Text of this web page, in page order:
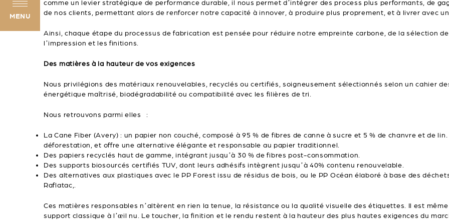
MENU
comme un levier stratégique de performance durable, il nous permet d’intégrer des process plus performants, de
de nos clients, permettant alors de renforcer notre capacité à innover, à produire plus proprement, et à livrer avec
Ainsi, chaque étape du processus de fabrication est pensée pour réduire notre empreinte carbone, de la sélection
l’impression et les finitions.
Des matières à la hauteur de vos exigences
Nous privilégions des matériaux renouvelables, recyclés ou certifiés, soigneusement sélectionnés selon un cahier
énergétique maîtrisé, biodégradabilité ou compatibilité avec les filières de tri.
Nous retrouvons parmi elles :
La Cane Fiber (Avery) : un papier non couché, composé à 95 % de fibres de canne à sucre et 5 % de chanvre et de
déforestation, et offre une alternative élégante et responsable au papier traditionnel.
Des papiers recyclés haut de gamme, intégrant jusqu’à 30 % de fibres post-consommation.
Des supports biosourcés certifiés TUV, dont leurs adhésifs intègrent jusqu’à 40% contenu renouvelable.
Des alternatives aux plastiques avec le PP Forest issu de résidus de bois, ou le PP Océan élaboré à base des
Raflatac,.
Ces matières responsables n’altèrent en rien la tenue, la résistance ou la qualité visuelle des étiquettes. Il est
support classique à l’œil nu. Le toucher, la finition et le rendu restent à la hauteur des plus hautes exigences du